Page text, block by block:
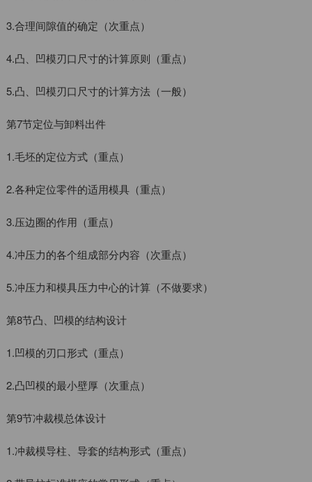
3.合理间隙值的确定（次重点）
4.凸、凹模刃口尺寸的计算原则（重点）
5.凸、凹模刃口尺寸的计算方法（一般）
第7节定位与卸料出件
1.毛坯的定位方式（重点）
2.各种定位零件的适用模具（重点）
3.压边圈的作用（重点）
4.冲压力的各个组成部分内容（次重点）
5.冲压力和模具压力中心的计算（不做要求）
第8节凸、凹模的结构设计
1.凹模的刃口形式（重点）
2.凸凹模的最小壁厚（次重点）
第9节冲裁模总体设计
1.冲裁模导柱、导套的结构形式（重点）